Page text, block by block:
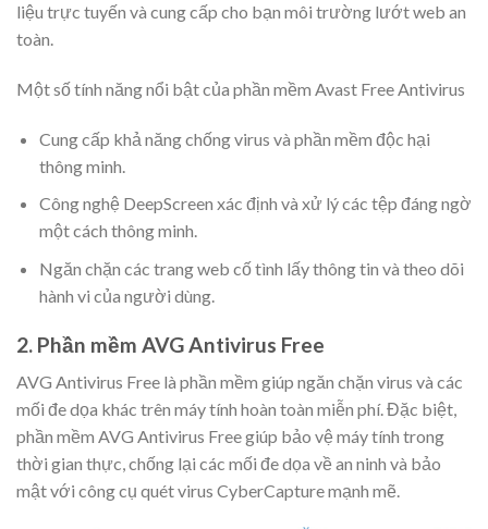
liệu trực tuyến và cung cấp cho bạn môi trường lướt web an
toàn.
Một số tính năng nổi bật của phần mềm Avast Free Antivirus
Cung cấp khả năng chống virus và phần mềm độc hại
thông minh.
Công nghệ DeepScreen xác định và xử lý các tệp đáng ngờ
một cách thông minh.
Ngăn chặn các trang web cố tình lấy thông tin và theo dõi
hành vi của người dùng.
2. Phần mềm AVG Antivirus Free
AVG Antivirus Free là phần mềm giúp ngăn chặn virus và các
mối đe dọa khác trên máy tính hoàn toàn miễn phí. Đặc biệt,
phần mềm AVG Antivirus Free giúp bảo vệ máy tính trong
thời gian thực, chống lại các mối đe dọa về an ninh và bảo
mật với công cụ quét virus CyberCapture mạnh mẽ.